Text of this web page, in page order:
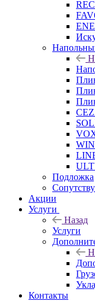
Подложка
Акции
Услуги
Назад
Услуги
Контакты